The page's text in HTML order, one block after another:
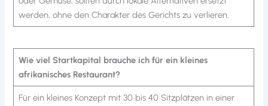
werden, ohne den Charakter des Gerichts zu verlieren.
Wie viel Startkapital brauche ich für ein kleines
afrikanisches Restaurant?
Für ein kleines Konzept mit 30 bis 40 Sitzplätzen in einer